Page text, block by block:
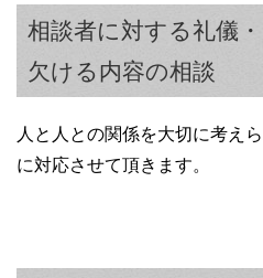
相談者に対する礼儀
欠ける内容の相談
人と人との関係を大切に考え
に対応させて頂きます。